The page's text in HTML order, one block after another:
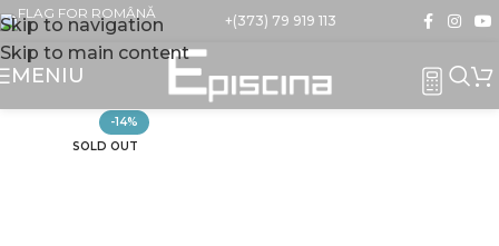
Skip to navigation
Skip to main content
+(373) 79 919 113
MENIU
-14%
SOLD OUT